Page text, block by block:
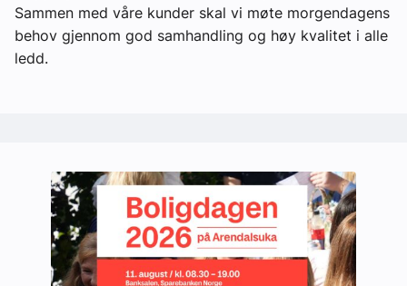
Sammen med våre kunder skal vi møte morgendagens
behov gjennom god samhandling og høy kvalitet i alle
ledd.